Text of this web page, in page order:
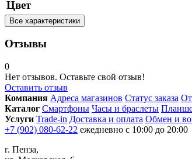
Цвет
Все характеристики
Отзывы
0
Нет отзывов. Оставьте свой отзыв!
Оставить отзыв
Компания Адреса магазинов Статус заказа
Каталог Смартфоны Часы и браслеты
Услуги Trade-in Доставка и оплата Обмен и
+7 (902) 080-62-22 ежедневно с 10:00 до 20:00
г. Пенза,